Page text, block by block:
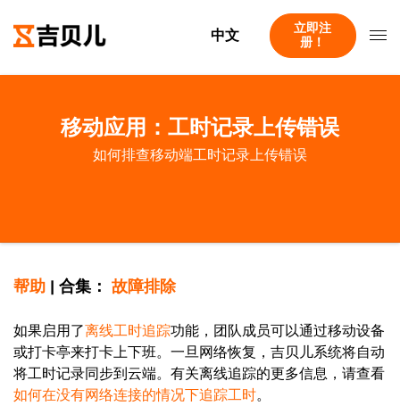
中文
立即注
册！
移动应用：工时记录上传错误
如何排查移动端工时记录上传错误
帮助 | 合集： 故障排除
如果启用了离线工时追踪功能，团队成员可以通过移动设备
或打卡亭来打卡上下班。一旦网络恢复，吉贝儿系统将自动
将工时记录同步到云端。有关离线追踪的更多信息，请查看
如何在没有网络连接的情况下追踪工时。